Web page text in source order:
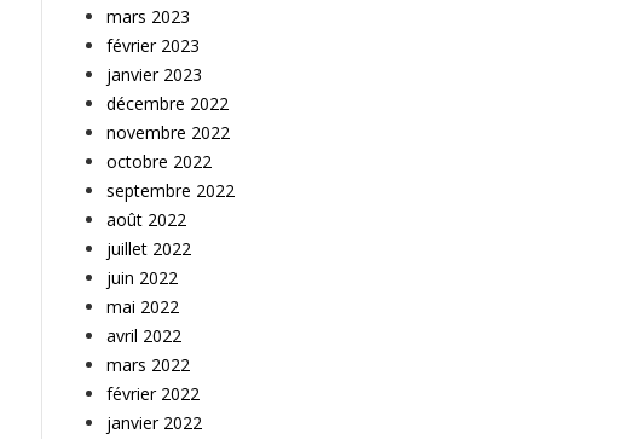
mars 2023
février 2023
janvier 2023
décembre 2022
novembre 2022
octobre 2022
septembre 2022
août 2022
juillet 2022
juin 2022
mai 2022
avril 2022
mars 2022
février 2022
janvier 2022